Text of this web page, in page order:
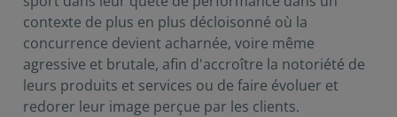
contexte de plus en plus décloisonné où la
concurrence devient acharnée, voire même
agressive et brutale, afin d'accroître la notoriété de
leurs produits et services ou de faire évoluer et
redorer leur image perçue par les clients.